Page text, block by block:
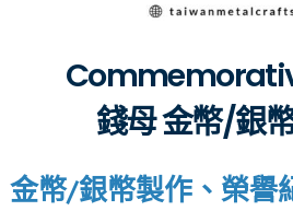
錢母 金幣/銀
金幣/銀幣製作、榮譽